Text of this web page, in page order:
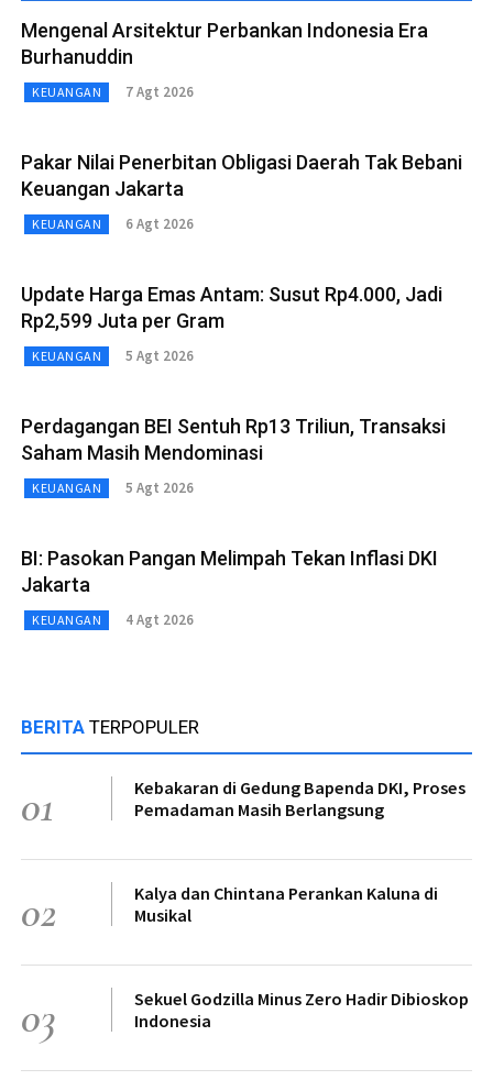
Mengenal Arsitektur Perbankan Indonesia Era
Burhanuddin
KEUANGAN 7 Agt 2026
Pakar Nilai Penerbitan Obligasi Daerah Tak Bebani
Keuangan Jakarta
KEUANGAN 6 Agt 2026
Update Harga Emas Antam: Susut Rp4.000, Jadi
Rp2,599 Juta per Gram
KEUANGAN 5 Agt 2026
Perdagangan BEI Sentuh Rp13 Triliun, Transaksi
Saham Masih Mendominasi
KEUANGAN 5 Agt 2026
BI: Pasokan Pangan Melimpah Tekan Inflasi DKI
Jakarta
KEUANGAN 4 Agt 2026
BERITA TERPOPULER
01
Kebakaran di Gedung Bapenda DKI, Proses
Pemadaman Masih Berlangsung
02
Kalya dan Chintana Perankan Kaluna di
Musikal
03
Sekuel Godzilla Minus Zero Hadir Dibioskop
Indonesia